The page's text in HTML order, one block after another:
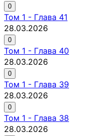
0
Том 1 - Глава 41
28.03.2026
0
Том 1 - Глава 40
28.03.2026
0
Том 1 - Глава 39
28.03.2026
0
Том 1 - Глава 38
28.03.2026